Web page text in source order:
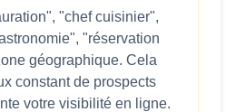
"chef cuisinier",
"réservation
géographique. Cela
constant de prospects
votre visibilité en ligne.